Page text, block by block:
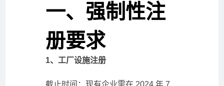
一、强制性注
册要求
1、工厂设施注册
截止时间：现有企业需在 2024 年 7